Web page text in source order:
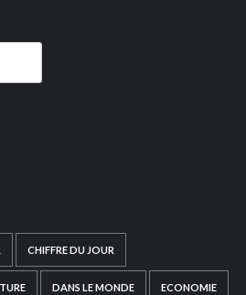
CHIFFRE DU JOUR
DANS LE MONDE ECONOMIE